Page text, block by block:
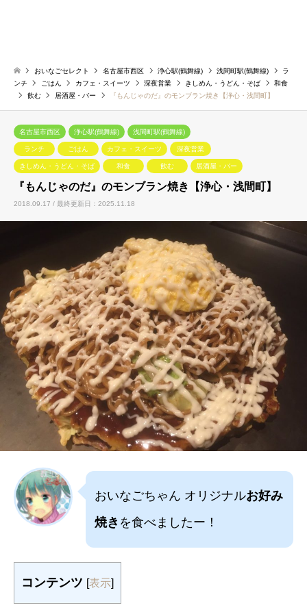
おいなごセレクト 名古屋市西区 浄心駅(鶴舞線) 浅間町駅(鶴舞線)
ラ
ンチ
ごはん カフェ・スイーツ 深夜営業 きしめん・うどん・そば
和食
飲む
居酒屋・バー 『もんじゃのだ』のモンブラン焼き【浄心・浅間町】
名古屋市西区 浄心駅(鶴舞線) 浅間町駅(鶴舞線)
ランチ ごはん カフェ・スイーツ 深夜営業
きしめん・うどん・そば 和食 飲む 居酒屋・バー
『もんじゃのだ』のモンブラン焼き【浄心・浅間町】
2018.09.17 / 最終更新日：2025.11.18
おいなごちゃん オリジナルお好み
焼き を食べましたー！
コンテンツ [表示]